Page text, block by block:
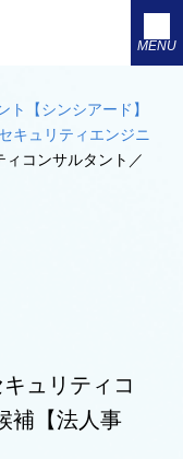
MENU
【シンシアード】
セキュリティエンジニ
コンサルタント／
ュリティコ
補【法人事